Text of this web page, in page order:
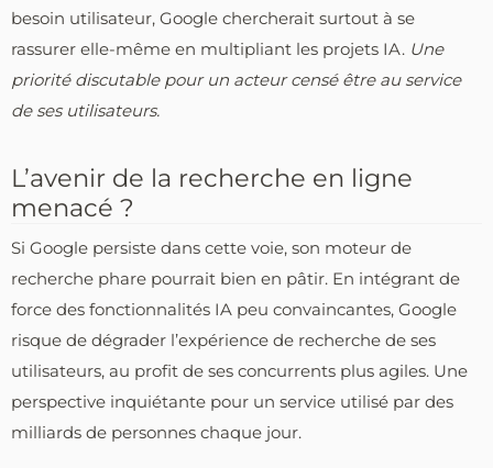
besoin utilisateur, Google chercherait surtout à se
rassurer elle-même en multipliant les projets IA. Une
priorité discutable pour un acteur censé être au service
de ses utilisateurs.
L’avenir de la recherche en ligne
menacé ?
Si Google persiste dans cette voie, son moteur de
recherche phare pourrait bien en pâtir. En intégrant de
force des fonctionnalités IA peu convaincantes, Google
risque de dégrader l’expérience de recherche de ses
utilisateurs, au profit de ses concurrents plus agiles. Une
perspective inquiétante pour un service utilisé par des
milliards de personnes chaque jour.